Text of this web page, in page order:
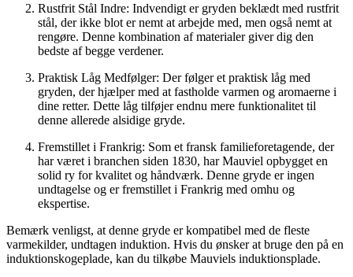
Rustfrit Stål Indre: Indvendigt er gryden beklædt med rustfrit
stål, der ikke blot er nemt at arbejde med, men også nemt at
rengøre. Denne kombination af materialer giver dig den
bedste af begge verdener.
Praktisk Låg Medfølger: Der følger et praktisk låg med
gryden, der hjælper med at fastholde varmen og aromaerne i
dine retter. Dette låg tilføjer endnu mere funktionalitet til
denne allerede alsidige gryde.
Fremstillet i Frankrig: Som et fransk familieforetagende, der
har været i branchen siden 1830, har Mauviel opbygget en
solid ry for kvalitet og håndværk. Denne gryde er ingen
undtagelse og er fremstillet i Frankrig med omhu og
ekspertise.
Bemærk venligst, at denne gryde er kompatibel med de fleste
varmekilder, undtagen induktion. Hvis du ønsker at bruge den på en
induktionskogeplade, kan du tilkøbe Mauviels induktionsplade.